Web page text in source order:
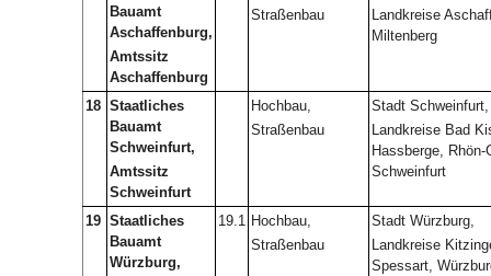
Bauamt
Aschaffenburg,
Amtssitz
Aschaffenburg
Straßenbau
Landkreise
Miltenberg
18 Staatliches
Bauamt
Schweinfurt,
Amtssitz
Schweinfurt
Hochbau,
Straßenbau
Stadt Schweinfurt,
Landkreise Bad
Hassberge, Rhön-
Schweinfurt
19 Staatliches
Bauamt
Würzburg,
19.1 Hochbau,
Straßenbau
Stadt Würzburg,
Landkreise
Spessart,